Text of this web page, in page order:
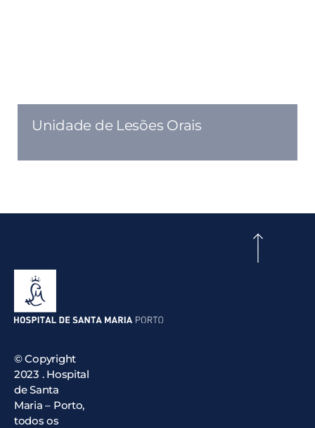
Unidade de Lesões Orais
© Copyright
2023 . Hospital
de Santa
Maria – Porto,
todos os